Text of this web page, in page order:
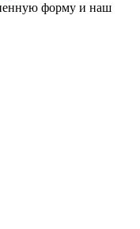
форму и наш